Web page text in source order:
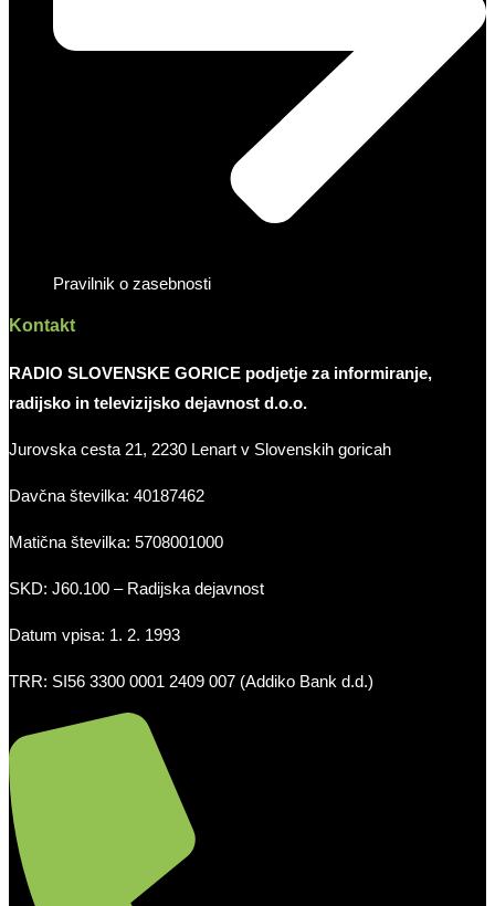
Pravilnik o zasebnosti
Kontakt
RADIO SLOVENSKE GORICE podjetje za informiranje,
radijsko in televizijsko dejavnost d.o.o.
Jurovska cesta 21, 2230 Lenart v Slovenskih goricah
Davčna številka: 40187462
Matična številka: 5708001000
SKD: J60.100 – Radijska dejavnost
Datum vpisa: 1. 2. 1993
TRR: SI56 3300 0001 2409 007 (Addiko Bank d.d.)